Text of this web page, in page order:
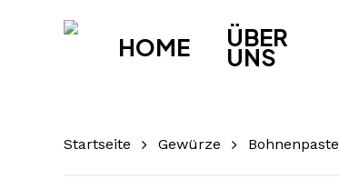
HOME ÜBER
UNS
Startseite Gewürze Bohnenpaste